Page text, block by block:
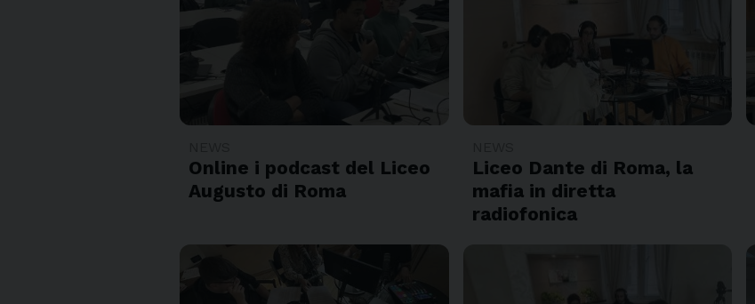
Online i podcast del Liceo
Augusto di Roma
Liceo Dante di Roma, la
mafia in diretta
radiofonica